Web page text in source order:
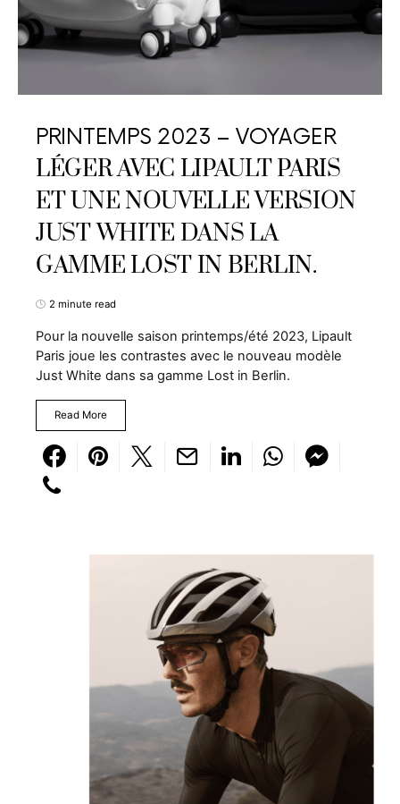
PRINTEMPS 2023 – VOYAGER
LÉGER AVEC LIPAULT PARIS
ET UNE NOUVELLE VERSION
JUST WHITE DANS LA
GAMME LOST IN BERLIN.
2 minute read
Pour la nouvelle saison printemps/été 2023, Lipault
Paris joue les contrastes avec le nouveau modèle
Just White dans sa gamme Lost in Berlin.
Read More